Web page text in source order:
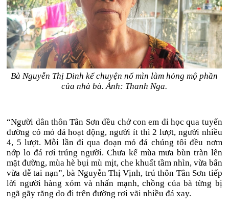
Bà Nguyễn Thị Dinh kể chuyện nổ mìn làm hỏng mộ phần
của nhà bà. Ảnh: Thanh Nga.
“Người dân thôn Tân Sơn đều chở con em đi học qua tuyến
đường có mỏ đá hoạt động, người ít thì 2 lượt, người nhiều
4, 5 lượt. Mỗi lần đi qua đoạn mỏ đá chúng tôi đều nơm
nớp lo đá rơi trúng người. Chưa kể mùa mưa bùn tràn lên
mặt đường, mùa hè bụi mù mịt, che khuất tầm nhìn, vừa bẩn
vừa dễ tai nạn”, bà Nguyễn Thị Vịnh, trú thôn Tân Sơn tiếp
lời người hàng xóm và nhấn mạnh, chồng của bà từng bị
ngã gãy răng do đi trên đường rơi vãi nhiều đá xay.